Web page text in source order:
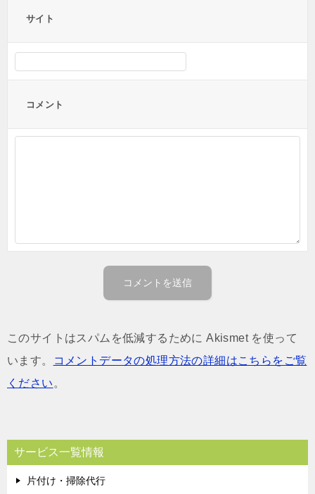
サイト
コメント
このサイトはスパムを低減するために Akismet を使って
います。
コメントデータの処理方法の詳細はこちらをご覧
ください 。
サービス一覧情報
片付け・掃除代行